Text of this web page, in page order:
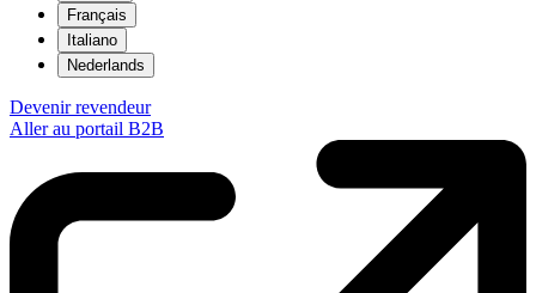
Français
Italiano
Nederlands
Devenir revendeur
Aller au portail B2B